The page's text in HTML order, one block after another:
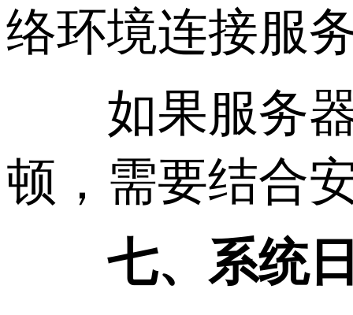
络环境连接服
如果服务器
顿，需要结合
七、系统日